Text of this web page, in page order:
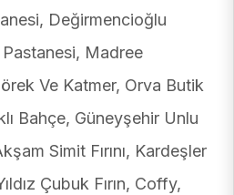
Değirmencioğlu
Madree
Ve Katmer, Orva Butik
Bahçe, Güneyşehir Unlu
Simit Fırını, Kardeşler
Çubuk Fırın, Coffy,